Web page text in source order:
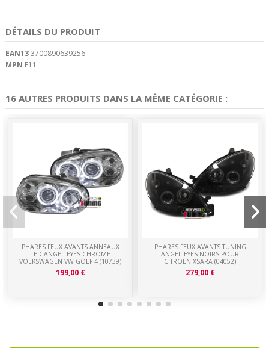
DÉTAILS DU PRODUIT
EAN133700890639256
MPN E11
16 AUTRES PRODUITS DANS LA MÊME CATÉGORIE :
PHARES FEUX AVANTS ANNEAUX
LED ANGEL EYES CHROME
VOLKSWAGEN VW GOLF 4 (10739)
199,00 €
PHARES FEUX AVANTS TUNING
ANGEL EYES NOIRS POUR
CITROEN XSARA (04052)
279,00 €